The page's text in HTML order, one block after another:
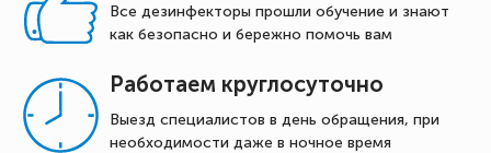
Все дезинфекторы прошли обучение и знают
как безопасно и бережно помочь вам
Работаем круглосуточно
Выезд специалистов в день обращения, при
необходимости даже в ночное время